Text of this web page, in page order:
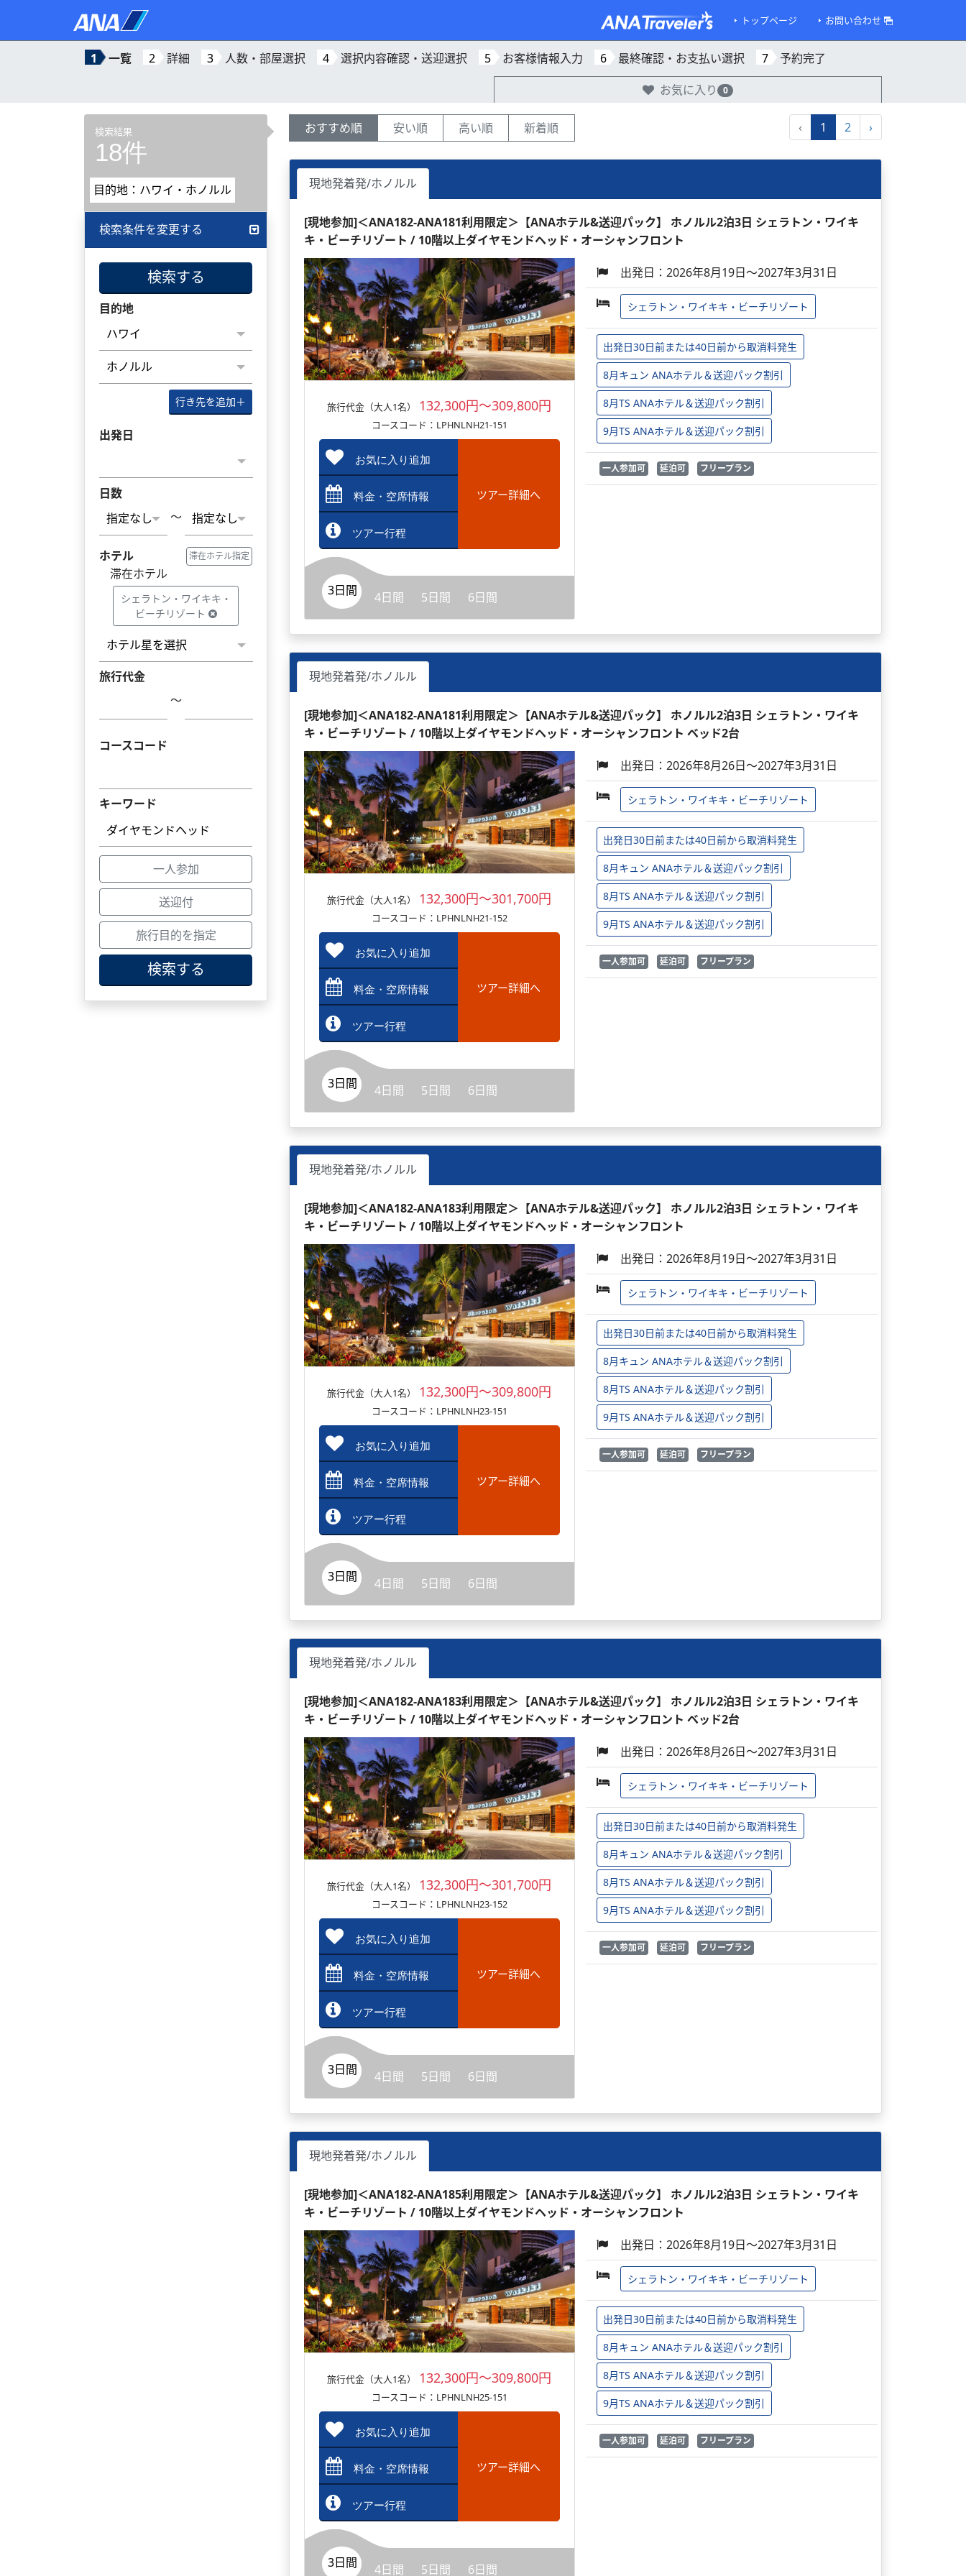
トップページ お問い合わせ
1 一覧 2 詳細 3 人数・部屋選択 4 選択内容確認・送迎選択 5 お客様情報入力 6 最終確認・お支払い選択 7
予約完了
お気に入り
0
検索結果
18件
目的地：ハワイ・ホノルル
検索条件を変更する
検索する
目的地
行き先を追加＋
出発日
日数
～
ホテル 滞在ホテル指定
滞在ホテル
シェラトン・ワイキキ・
ビーチリゾート
旅行代金
～
コースコード
キーワード
一人参加
送迎付
旅行目的を指定
検索する
おすすめ順 安い順 高い順 新着順 ‹ 1 2 ›
現地発着発/ホノルル
[現地参加]＜ANA182-ANA181利用限定＞【ANAホテル&送迎パック】 ホノルル2泊3日 シェラトン・ワイキ
キ・ビーチリゾート / 10階以上ダイヤモンドヘッド・オーシャンフロント
旅行代金（大人1名） 132,300円～309,800円
コースコード：LPHNLNH21-151
お気に入り追加
料金・空席情報
ツアー行程
ツアー詳細へ
3日間 4日間 5日間 6日間
出発日：2026年8月19日～2027年3月31日
シェラトン・ワイキキ・ビーチリゾート
出発日30日前または40日前から取消料発生
8月キュン ANAホテル＆送迎パック割引
8月TS ANAホテル＆送迎パック割引
9月TS ANAホテル＆送迎パック割引
一人参加可 延泊可 フリープラン
現地発着発/ホノルル
[現地参加]＜ANA182-ANA181利用限定＞【ANAホテル&送迎パック】 ホノルル2泊3日 シェラトン・ワイキ
キ・ビーチリゾート / 10階以上ダイヤモンドヘッド・オーシャンフロント ベッド2台
旅行代金（大人1名） 132,300円～301,700円
コースコード：LPHNLNH21-152
お気に入り追加
料金・空席情報
ツアー行程
ツアー詳細へ
3日間 4日間 5日間 6日間
出発日：2026年8月26日～2027年3月31日
シェラトン・ワイキキ・ビーチリゾート
出発日30日前または40日前から取消料発生
8月キュン ANAホテル＆送迎パック割引
8月TS ANAホテル＆送迎パック割引
9月TS ANAホテル＆送迎パック割引
一人参加可 延泊可 フリープラン
現地発着発/ホノルル
[現地参加]＜ANA182-ANA183利用限定＞【ANAホテル&送迎パック】 ホノルル2泊3日 シェラトン・ワイキ
キ・ビーチリゾート / 10階以上ダイヤモンドヘッド・オーシャンフロント
旅行代金（大人1名） 132,300円～309,800円
コースコード：LPHNLNH23-151
お気に入り追加
料金・空席情報
ツアー行程
ツアー詳細へ
3日間 4日間 5日間 6日間
出発日：2026年8月19日～2027年3月31日
シェラトン・ワイキキ・ビーチリゾート
出発日30日前または40日前から取消料発生
8月キュン ANAホテル＆送迎パック割引
8月TS ANAホテル＆送迎パック割引
9月TS ANAホテル＆送迎パック割引
一人参加可 延泊可 フリープラン
現地発着発/ホノルル
[現地参加]＜ANA182-ANA183利用限定＞【ANAホテル&送迎パック】 ホノルル2泊3日 シェラトン・ワイキ
キ・ビーチリゾート / 10階以上ダイヤモンドヘッド・オーシャンフロント ベッド2台
旅行代金（大人1名） 132,300円～301,700円
コースコード：LPHNLNH23-152
お気に入り追加
料金・空席情報
ツアー行程
ツアー詳細へ
3日間 4日間 5日間 6日間
出発日：2026年8月26日～2027年3月31日
シェラトン・ワイキキ・ビーチリゾート
出発日30日前または40日前から取消料発生
8月キュン ANAホテル＆送迎パック割引
8月TS ANAホテル＆送迎パック割引
9月TS ANAホテル＆送迎パック割引
一人参加可 延泊可 フリープラン
現地発着発/ホノルル
[現地参加]＜ANA182-ANA185利用限定＞【ANAホテル&送迎パック】 ホノルル2泊3日 シェラトン・ワイキ
キ・ビーチリゾート / 10階以上ダイヤモンドヘッド・オーシャンフロント
旅行代金（大人1名） 132,300円～309,800円
コースコード：LPHNLNH25-151
お気に入り追加
料金・空席情報
ツアー行程
ツアー詳細へ
3日間 4日間 5日間 6日間
出発日：2026年8月19日～2027年3月31日
シェラトン・ワイキキ・ビーチリゾート
出発日30日前または40日前から取消料発生
8月キュン ANAホテル＆送迎パック割引
8月TS ANAホテル＆送迎パック割引
9月TS ANAホテル＆送迎パック割引
一人参加可 延泊可 フリープラン